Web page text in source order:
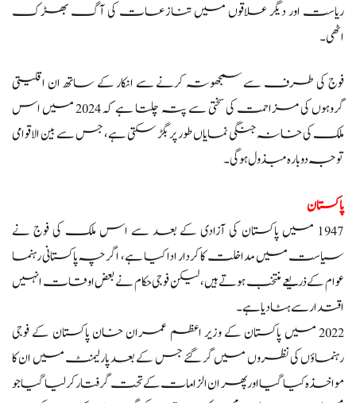
ریاست اور دیگر علاقوں میں تنازعات کی آگ بھڑک
اٹھی۔
فوج کی طرف سے سمجھوتہ کرنے سے انکار کے ساتھ ان اقلیتی
گروہوں کی مزاحمت کی سختی سے پتہ چلتا ہے کہ 2024 میں اس
ملک کی خانہ جنگی نمایاں طور پر بگڑ سکتی ہے، جس سے بین الاقوامی
توجہ دوبارہ مبذول ہو گی۔
پاکستان
1947 میں پاکستان کی آزادی کے بعد سے اس ملک کی فوج نے
سیاست میں مداخلت کا کردار ادا کیا ہے، اگرچہ پاکستانی رہنما
عوام کے ذریعے منتخب ہوتے ہیں، لیکن فوجی حکام نے بعض اوقات انہیں
اقتدار سے ہٹا دیا ہے۔
2022 میں پاکستان کے وزیر اعظم عمران خان پاکستان کے فوجی
رہنماؤں کی نظروں میں گر گئے جس کے بعد پارلیمنٹ میں ان کا
مواخذہ کیا گیا اور پھر ان الزامات کے تحت گرفتار کر لیا گیا جو